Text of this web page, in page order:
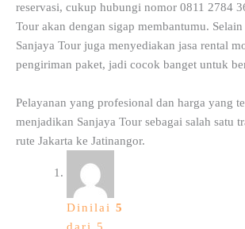
reservasi, cukup hubungi nomor 0811 2784
Tour akan dengan sigap membantumu.
Sanjaya Tour juga menyediakan jasa rental
pengiriman paket, jadi cocok banget untuk
Pelayanan yang profesional dan harga yang
menjadikan Sanjaya Tour sebagai salah satu
rute Jakarta ke Jatinangor.
Dinilai 5